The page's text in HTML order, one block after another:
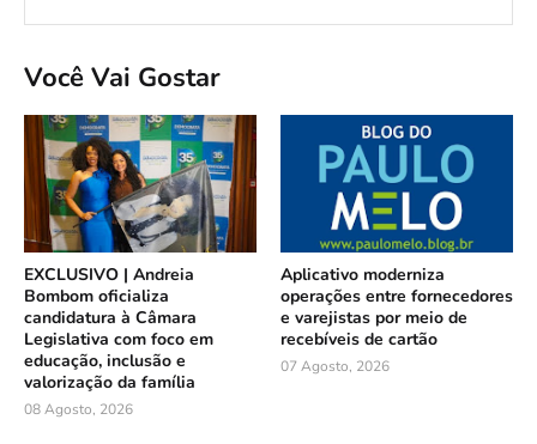
Você Vai Gostar
EXCLUSIVO | Andreia
Bombom oficializa
candidatura à Câmara
Legislativa com foco em
educação, inclusão e
valorização da família
08 Agosto, 2026
Aplicativo moderniza
operações entre fornecedores
e varejistas por meio de
recebíveis de cartão
07 Agosto, 2026